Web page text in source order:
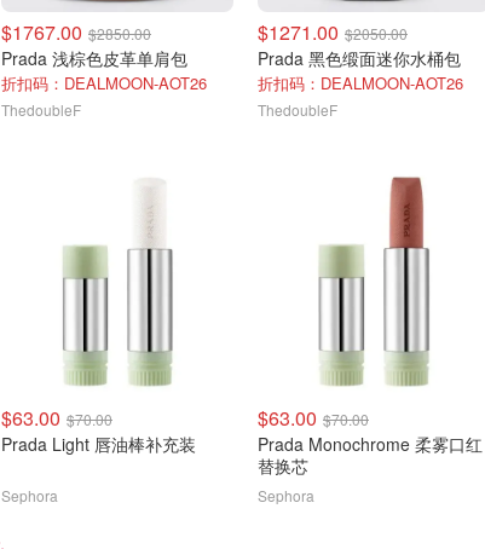
$1767.00 $2850.00
Prada 浅棕色皮革单肩包
折扣码：DEALMOON-AOT26
ThedoubleF
$1271.00 $2050.00
Prada 黑色缎面迷你水桶包
折扣码：DEALMOON-AOT26
ThedoubleF
$63.00 $70.00
Prada Light 唇油棒补充装
Sephora
$63.00 $70.00
Prada Monochrome 柔雾口红
替换芯
Sephora